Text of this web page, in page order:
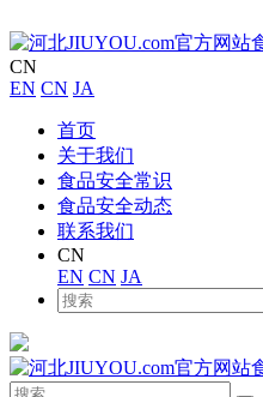
CN
EN CN JA
首页
关于我们
食品安全常识
食品安全动态
联系我们
CN
EN CN JA